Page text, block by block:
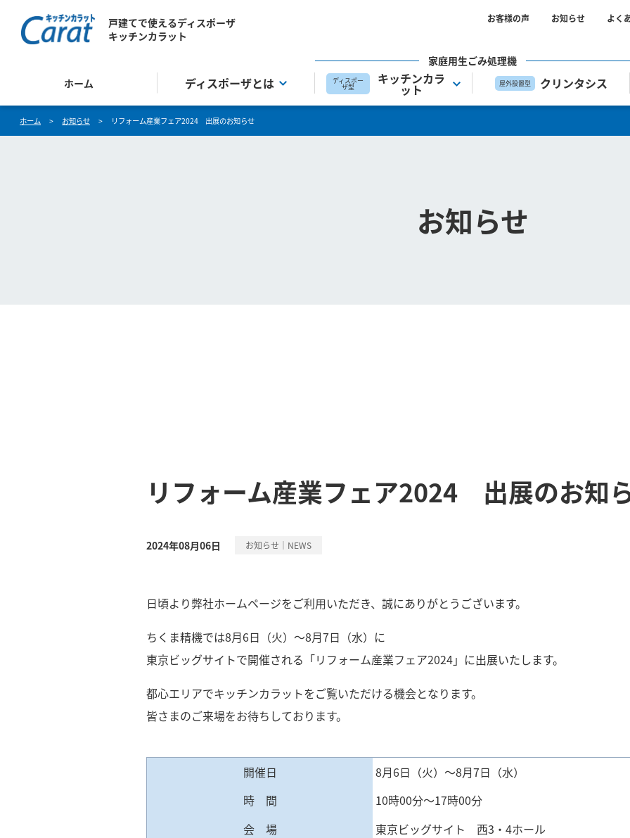
お客様の声 お知らせ よく
戸建てで使えるディスポーザ
キッチンカラット
家庭用生ごみ処理機
ホーム
ディスポーザとは ディスポー
ザ型
キッチンカラ
ット 屋外設置型 クリンタシス
ホーム > お知らせ > リフォーム産業フェア2024 出展のお知らせ
お知らせ
リフォーム産業フェア2024 出展のお知
2024年08月06日 お知らせ｜NEWS
日頃より弊社ホームページをご利用いただき、誠にありがとうございます。
ちくま精機では8月6日（火）～8月7日（水）に
東京ビッグサイトで開催される「リフォーム産業フェア2024」に出展いたします。
都心エリアでキッチンカラットをご覧いただける機会となります。
皆さまのご来場をお待ちしております。
開催日
8月6日（火）～8月7日（水）
時 間
10時00分～17時00分
会 場
東京ビッグサイト 西3・4ホール